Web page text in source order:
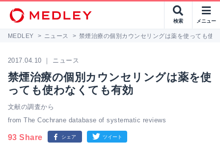
検索 メニュー
MEDLEY > ニュース > 禁煙治療の個別カウンセリングは薬を使っても使
2017.04.10 ｜ ニュース
禁煙治療の個別カウンセリングは薬を使
っても使わなくても有効
文献の調査から
from The Cochrane database of systematic reviews
93 Share